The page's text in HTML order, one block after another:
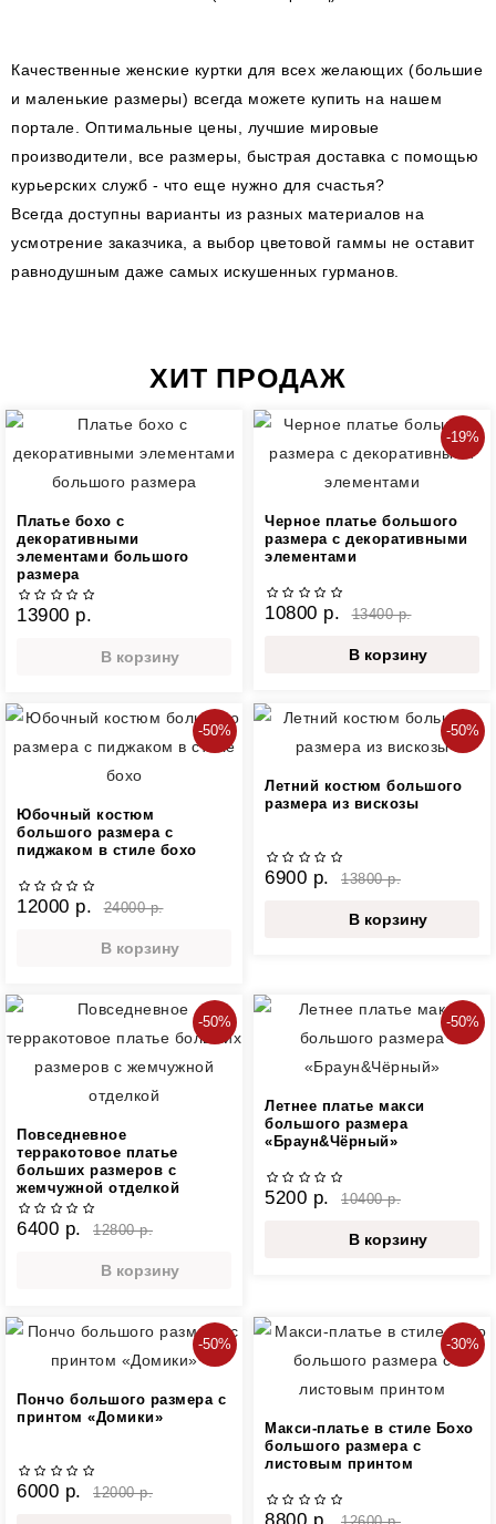
Качественные женские куртки для всех желающих (большие
и маленькие размеры) всегда можете купить на нашем
портале. Оптимальные цены, лучшие мировые
производители, все размеры, быстрая доставка с помощью
курьерских служб - что еще нужно для счастья?
Всегда доступны варианты из разных материалов на
усмотрение заказчика, а выбор цветовой гаммы не оставит
равнодушным даже самых искушенных гурманов.
ХИТ ПРОДАЖ
Платье бохо с
декоративными
элементами большого
размера
13900 р.
В корзину
-19%
Черное платье большого
размера с декоративными
элементами
10800 р. 13400 р.
В корзину
-50%
Юбочный костюм
большого размера с
пиджаком в стиле бохо
12000 р. 24000 р.
В корзину
-50%
Летний костюм большого
размера из вискозы
6900 р. 13800 р.
В корзину
-50%
Повседневное
терракотовое платье
больших размеров с
жемчужной отделкой
6400 р. 12800 р.
В корзину
-50%
Летнее платье макси
большого размера
«Браун&Чёрный»
5200 р. 10400 р.
В корзину
-50%
Пончо большого размера с
принтом «Домики»
6000 р. 12000 р.
-30%
Макси-платье в стиле Бохо
большого размера с
листовым принтом